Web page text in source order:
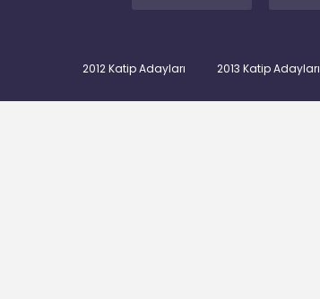
2012 Katip Adayları 2013 Katip Adayları